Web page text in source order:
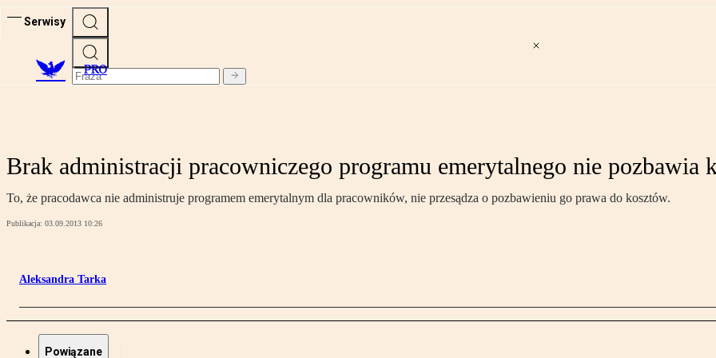
Serwisy
PRO
Brak administracji pracowniczego programu emerytalnego nie pozbawia
To, że pracodawca nie administruje programem emerytalnym dla pracowników, nie przesądza o pozbawieniu go prawa do kosztów.
Publikacja: 03.09.2013 10:26
Aleksandra Tarka
Powiązane